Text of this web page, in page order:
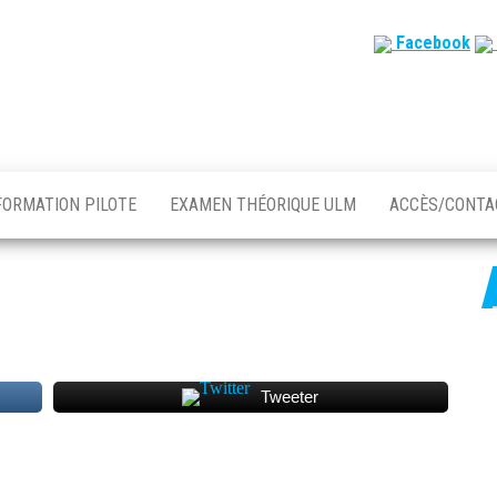
Facebook
PILOTE EXAMEN THÉORIQUE ULM ACCÈS/
Tweeter